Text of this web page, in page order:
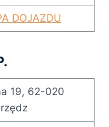
DOJAZDU
19, 62-020